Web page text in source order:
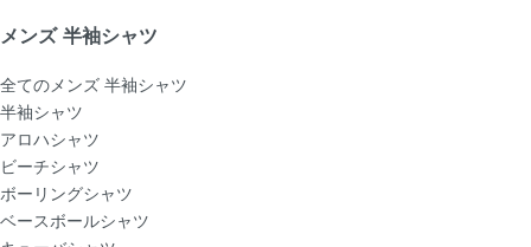
メンズ 半袖シャツ
全てのメンズ 半袖シャツ
半袖シャツ
アロハシャツ
ビーチシャツ
ボーリングシャツ
ベースボールシャツ